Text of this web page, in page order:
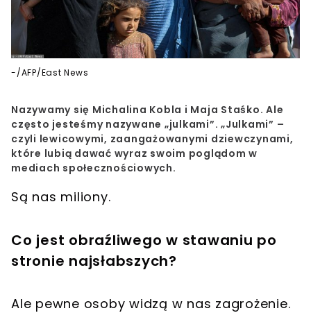
-/AFP/East News
Nazywamy się Michalina Kobla i Maja Staśko. Ale
często jesteśmy nazywane „julkami”. „Julkami” –
czyli lewicowymi, zaangażowanymi dziewczynami,
które lubią dawać wyraz swoim poglądom w
mediach społecznościowych.
Są nas miliony.
Co jest obraźliwego w stawaniu po
stronie najsłabszych?
Ale pewne osoby widzą w nas zagrożenie.